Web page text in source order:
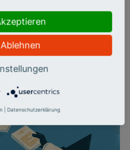
beobachtet und zieht ein
Richtung stimmt zwar, aber das
verheerend langsam. Alle
im Überblick.
Ablehnen
Datenschutzerklärung